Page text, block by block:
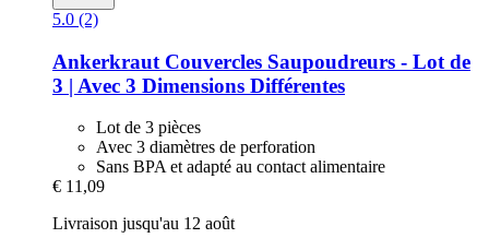
5.0 (2)
Ankerkraut Couvercles Saupoudreurs -​ Lot de
3 | Avec 3 Dimensions Différentes
Lot de 3 pièces
Avec 3 diamètres de perforation
Sans BPA et adapté au contact alimentaire
€ 11,09
Livraison jusqu'au 12 août